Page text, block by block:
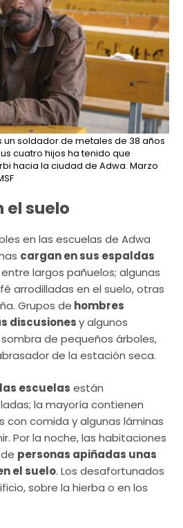
un soldador de metales de 38 años
cuatro hijos ha tenido que
hacia la ciudad de Adwa. Marzo
el suelo
en las escuelas de Adwa
cargan en sus espaldas
largos pañuelos; algunas
arrodilladas en el suelo, otras
Grupos de hombres
discusionesy algunos
de pequeños árboles,
de la estación seca.
escuelas están
la mayoría contienen
con comida y algunas láminas
Por la noche, las habitaciones
personas apiñadas unas
el suelo. Los desafortunados
sobre la hierba o en los